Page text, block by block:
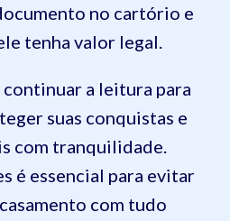
no cartório e
tenha valor legal.
a leitura para
suas conquistas e
com tranquilidade.
é essencial para evitar
com tudo